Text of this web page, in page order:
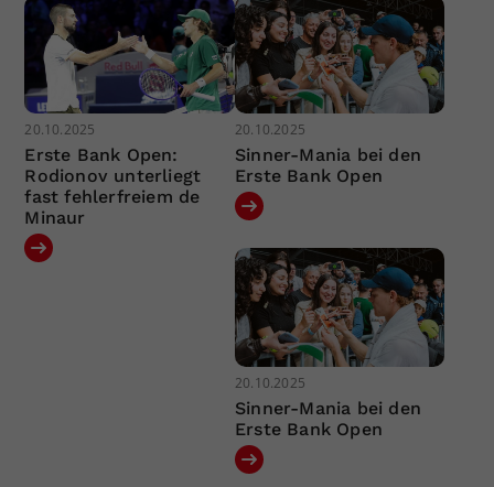
20.10.2025
Erste Bank Open:
Rodionov unterliegt
fast fehlerfreiem de
Minaur
20.10.2025
Sinner-Mania bei den
Erste Bank Open
20.10.2025
Sinner-Mania bei den
Erste Bank Open